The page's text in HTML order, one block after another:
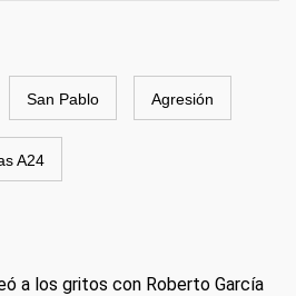
San Pablo Agresión
A24
a los gritos con Roberto García